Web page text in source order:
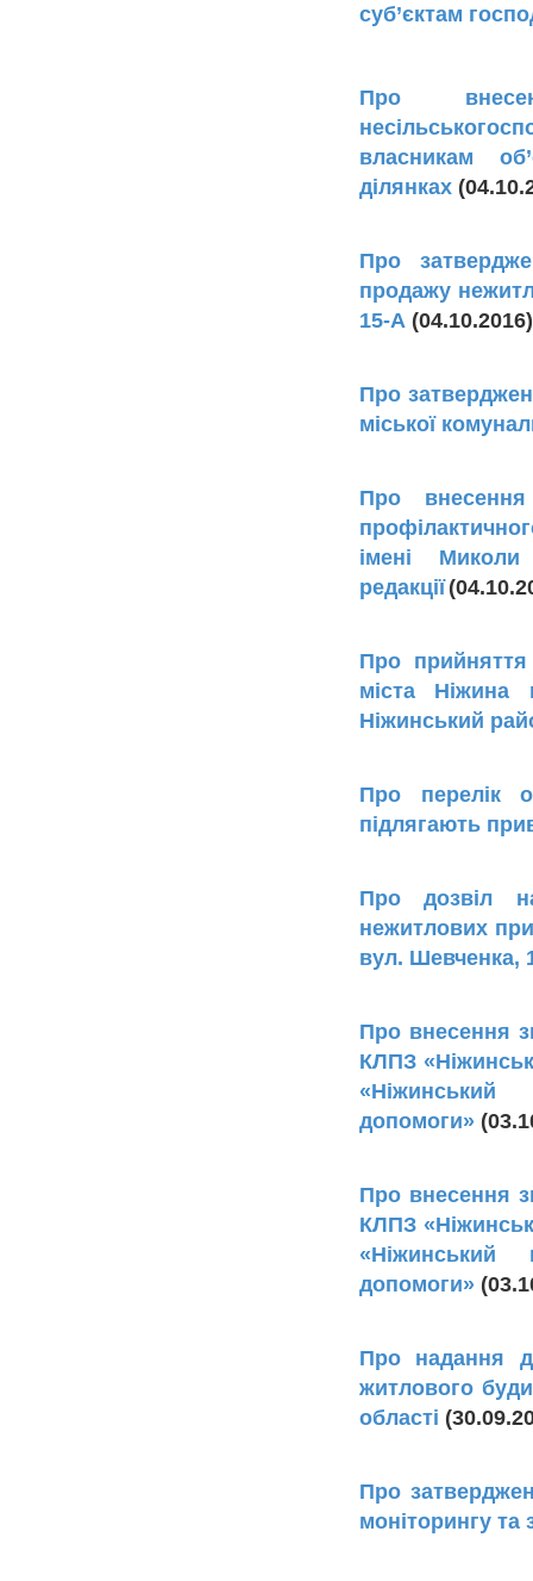
суб’єктам
Про
власникам
ділянках
Про
продажу
15-А
Про
міської
Про
імені
редакції
Про прийняття
міста Ніжина
Ніжинський
Про перелік
підлягають
Про дозвіл
нежитлових
вул. Шевченка,
Про внесення
КЛПЗ
«Ніжинський
допомоги»
Про внесення
КЛПЗ
«Ніжинський
допомоги»
Про надання
житлового
області
Про
моніторингу та